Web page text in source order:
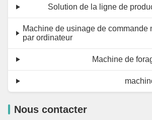
Solution de la ligne de
Machine de usinage de commande
par ordinateur
Machine de
Nous contacter